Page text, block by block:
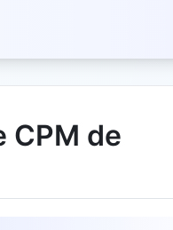
CPM de